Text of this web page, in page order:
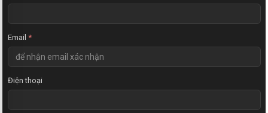
Email *
Điện thoại